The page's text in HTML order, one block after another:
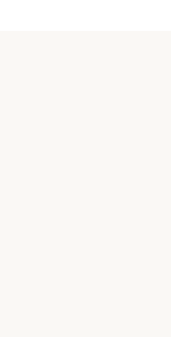
Shipping Method